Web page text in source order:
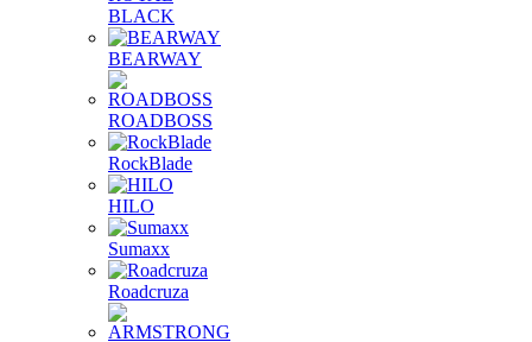
BLACK
BEARWAY
ROADBOSS
RockBlade
HILO
Sumaxx
Roadcruza